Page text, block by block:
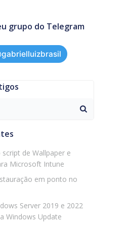
grupo do Telegram
de Wallpaper e
Microsoft Intune
em ponto no
Server 2019 e 2022
Windows Update